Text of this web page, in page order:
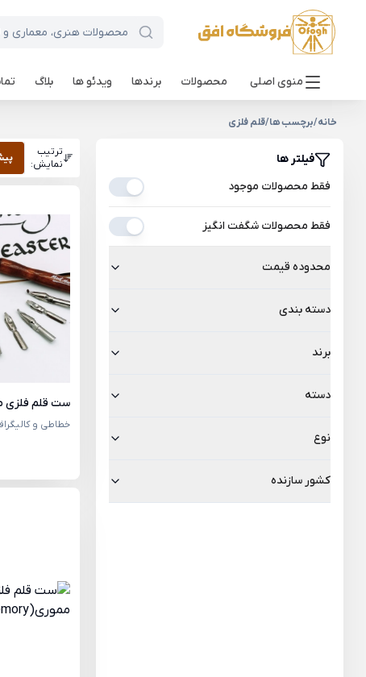
منوی اصلی محصولات برندها ویدئو ها بلاگ
خانه/برچسب ها/قلم فلزی
فیلتر ها
فقط محصولات موجود
فقط محصولات شگفت انگیز
محدوده قیمت
دسته بندی
برند
دسته
نوع
کشور سازنده
ترتیب
نمایش:
ست قلم فلزی
خطاطی و